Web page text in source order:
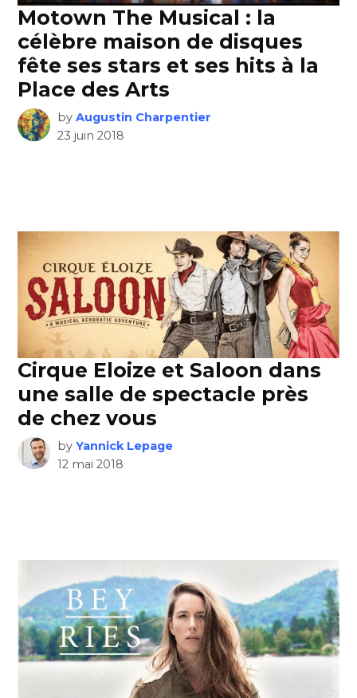
Motown The Musical : la
célèbre maison de disques
fête ses stars et ses hits à la
Place des Arts
by Augustin Charpentier
23 juin 2018
Cirque Eloize et Saloon dans
une salle de spectacle près
de chez vous
by Yannick Lepage
12 mai 2018